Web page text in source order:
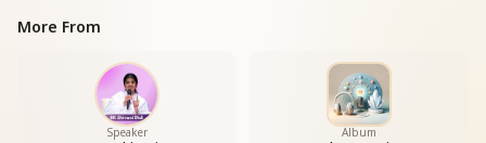
More From
Speaker Album